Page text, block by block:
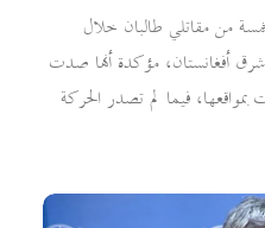
من مقاتلي طالبان خلال
أفغانستان، مؤكدة أنها صدت
فيما لم تصدر الحركة